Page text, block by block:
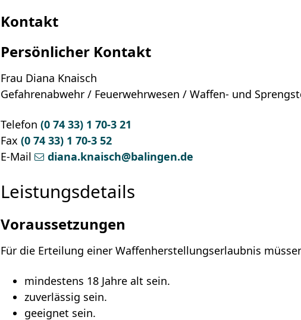
Kontakt
Persönlicher Kontakt
Frau Diana Knaisch
Gefahrenabwehr / Feuerwehrwesen / Waffen- und
Telefon (0 74 33) 1 70-3 21
Fax (0 74 33) 1 70-3 52
E-Mail
diana.knaisch@balingen.de
Leistungsdetails
Voraussetzungen
Für die Erteilung einer Waffenherstellungserlaubnis
mindestens 18 Jahre alt sein.
zuverlässig sein.
geeignet sein.